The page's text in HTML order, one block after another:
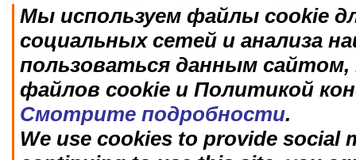
Мы используем файлы cookie
социальных сетей и анализа
пользоваться данным
файлов cookie и Политикой
Смотрите подробности.
We use cookies to provide social